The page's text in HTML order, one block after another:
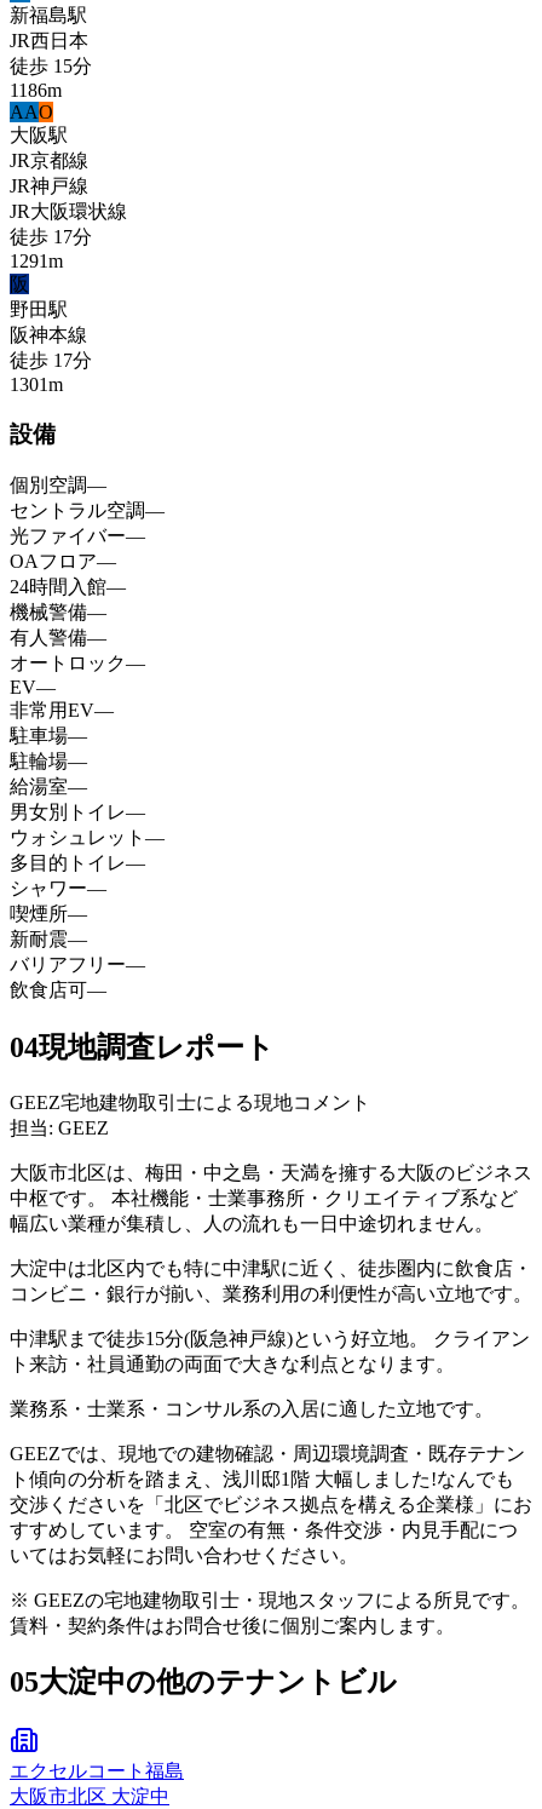
新福島駅
JR西日本
徒歩 15分
1186m
AAO
大阪駅
JR京都線
JR神戸線
JR大阪環状線
徒歩 17分
1291m
阪
野田駅
阪神本線
徒歩 17分
1301m
設備
個別空調—
セントラル空調—
光ファイバー—
OAフロア—
24時間入館—
機械警備—
有人警備—
オートロック—
EV—
非常用EV—
駐車場—
駐輪場—
給湯室—
男女別トイレ—
ウォシュレット —
多目的トイレ—
シャワー—
喫煙所—
新耐震—
バリアフリー—
飲食店可—
04現地調査レポート
GEEZ宅地建物取引士による現地コメント
担当: GEEZ
大阪市北区は、梅田・中之島・天満を擁する大阪のビジネス
中枢です。 本社機能・士業事務所・クリエイティブ系など
幅広い業種が集積し、人の流れも一日中途切れません。
大淀中は北区内でも特に中津駅に近く、徒歩圏内に飲食店・
コンビニ・銀行が揃い、業務利用の利便性が高い立地です。
中津駅まで徒歩15分(阪急神戸線)という好立地。 クライアン
ト来訪・社員通勤の両面で大きな利点となります。
業務系・士業系・コンサル系の入居に適した立地です。
GEEZでは、現地での建物確認・周辺環境調査・既存テナン
ト傾向の分析を踏まえ、浅川邸1階 大幅しました!なんでも
交渉くださいを「北区でビジネス拠点を構える企業様」にお
すすめしています。 空室の有無・条件交渉・内見手配につ
いてはお気軽にお問い合わせください。
※ GEEZの宅地建物取引士・現地スタッフによる所見です。
賃料・契約条件はお問合せ後に個別ご案内します。
05大淀中の他のテナントビル
エクセルコート福島
大阪市北区 大淀中